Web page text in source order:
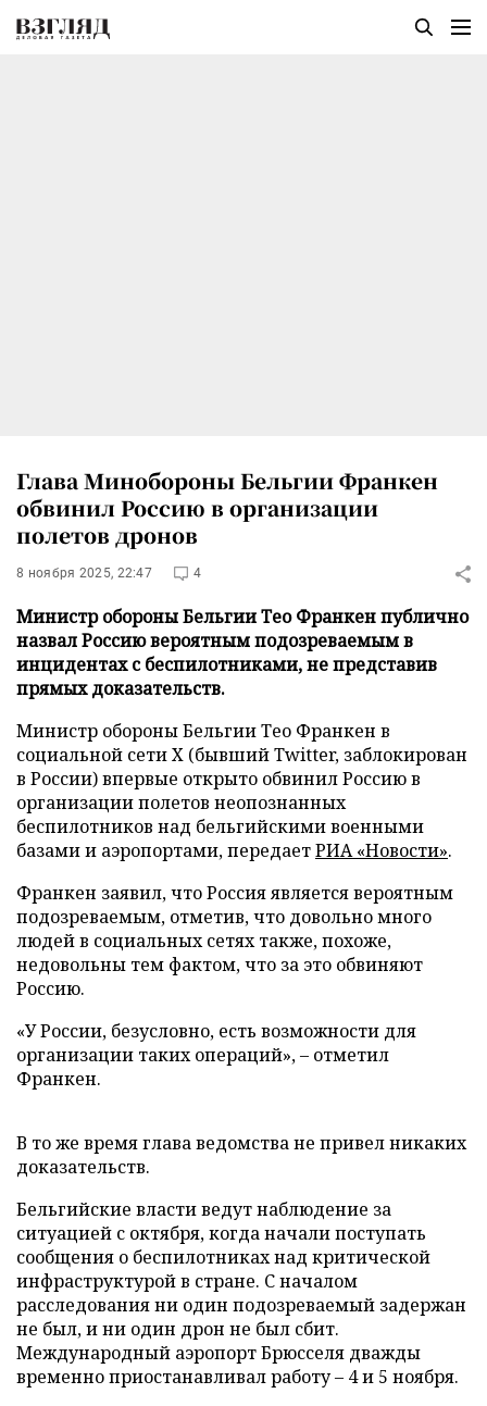
Глава Минобороны Бельгии Франкен
обвинил Россию в организации
полетов дронов
8 ноября 2025, 22:47 4
Министр обороны Бельгии Тео Франкен публично
назвал Россию вероятным подозреваемым в
инцидентах с беспилотниками, не представив
прямых доказательств.
Министр обороны Бельгии Тео Франкен в
социальной сети X (бывший Twitter, заблокирован
в России) впервые открыто обвинил Россию в
организации полетов неопознанных
беспилотников над бельгийскими военными
базами и аэропортами, передаетРИА «Новости».
Франкен заявил, что Россия является вероятным
подозреваемым, отметив, что довольно много
людей в социальных сетях также, похоже,
недовольны тем фактом, что за это обвиняют
Россию.
«У России, безусловно, есть возможности для
организации таких операций», – отметил
Франкен.
В то же время глава ведомства не привел никаких
доказательств.
Бельгийские власти ведут наблюдение за
ситуацией с октября, когда начали поступать
сообщения о беспилотниках над критической
инфраструктурой в стране. С началом
расследования ни один подозреваемый задержан
не был, и ни один дрон не был сбит.
Международный аэропорт Брюсселя дважды
временно приостанавливал работу – 4 и 5 ноября.